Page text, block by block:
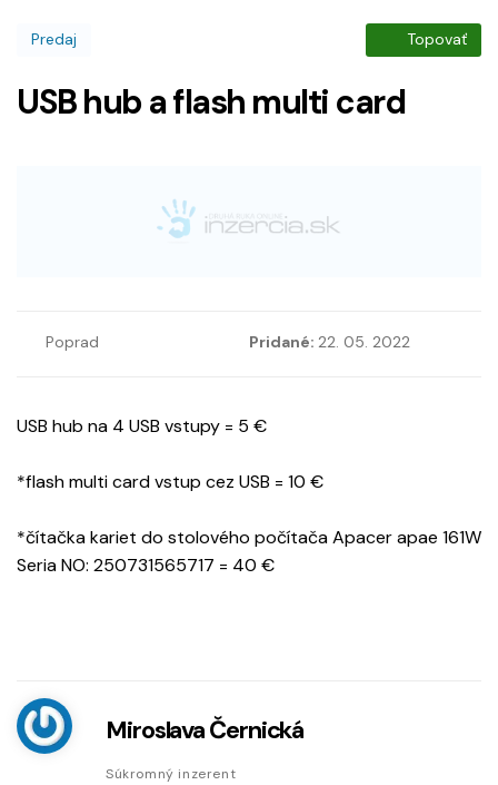
Predaj Topovať
USB hub a flash multi card
Poprad Pridané: 22. 05. 2022
USB hub na 4 USB vstupy = 5 €
*flash multi card vstup cez USB = 10 €
*čítačka kariet do stolového počítača Apacer apae 161W
Seria NO: 250731565717 = 40 €
Miroslava Černická
Súkromný inzerent